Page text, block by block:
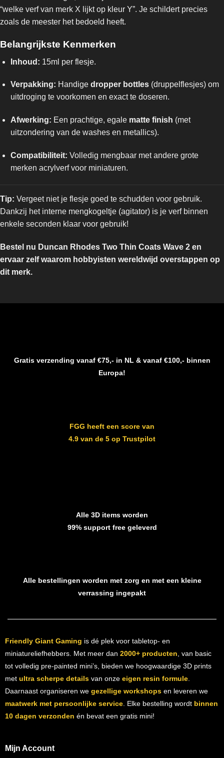
“welke verf van merk X lijkt op kleur Y”. Je schildert precies
zoals de meester het bedoeld heeft.
Belangrijkste Kenmerken
Inhoud: 15ml per flesje.
Verpakking: Handige dropper bottles(druppelflesjes) om
uitdroging te voorkomen en exact te doseren.
Afwerking: Een prachtige, egale matte finish (met
uitzondering van de washes en metallics).
Compatibiliteit: Volledig mengbaar met andere grote
merken acrylverf voor miniaturen.
Tip: Vergeet niet je flesje goed te schudden voor gebruik.
Dankzij het interne mengkogeltje (agitator) is je verf binnen
enkele seconden klaar voor gebruik!
Bestel nu Duncan Rhodes Two Thin Coats Wave 2 en
ervaar zelf waarom hobbyisten wereldwijd overstappen op
dit merk.
Gratis verzending vanaf €75,- in NL & vanaf €100,- binnen
Europa!
FGG heeft een score van
4.9 van de 5 op Trustpilot
Alle 3D items worden
99% support free geleverd
Alle bestellingen worden met zorg en met een kleine
verrassing ingepakt
Friendly Giant Gaming is dé plek voor tabletop- en
miniatureliefhebbers. Met meer dan 2000+ producten , van basic
tot volledig pre-painted mini’s, bieden we hoogwaardige 3D prints
met ultra scherpe detailsvan onze eigen resin formule.
Daarnaast organiseren we gezellige workshopsen leveren we
maatwerk met persoonlijke service. Elke bestelling wordt binnen
10 dagen verzonden én bevat een gratis mini!
Mijn Account